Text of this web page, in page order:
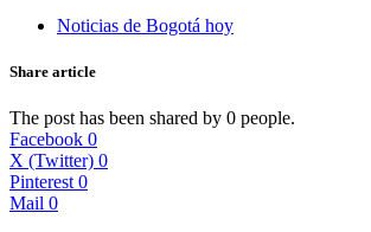
Noticias de Bogotá hoy
Share article
The post has been shared by 0 people.
Facebook 0
X (Twitter) 0
Pinterest 0
Mail 0